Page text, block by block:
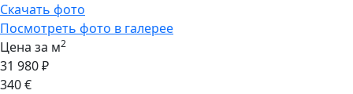
Скачать фото
Посмотреть фото в галерее
Цена за м2
31 980 ₽
340 €